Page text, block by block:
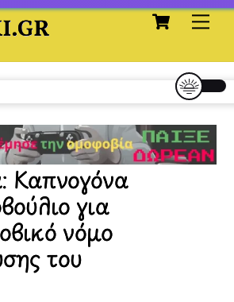
Cart
Καπνογόνα
για
νόμο
του